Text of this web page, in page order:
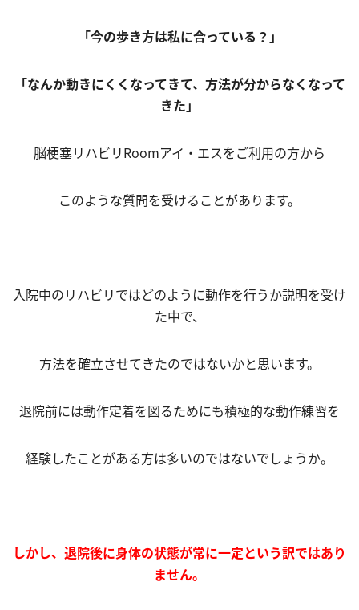
「今の歩き方は私に合っている？」
「なんか動きにくくなってきて、方法が分からなくなって
きた」
脳梗塞リハビリRoomアイ・エスをご利用の方から
このような質問を受けることがあります。
入院中のリハビリではどのように動作を行うか説明を受け
た中で、
方法を確立させてきたのではないかと思います。
退院前には動作定着を図るためにも積極的な動作練習を
経験したことがある方は多いのではないでしょうか。
しかし、退院後に身体の状態が常に一定という訳ではあり
ません。